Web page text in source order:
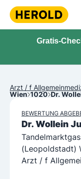
Gratis-
Arzt / f
Wien 1020 Dr.
BEWERTUNG
Dr. Wollein
(Leopoldstadt)
Arzt / f